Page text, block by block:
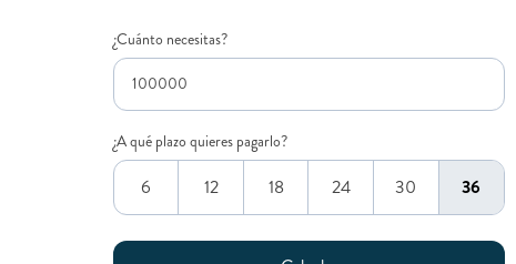
¿Cuánto necesitas?
¿A qué plazo quieres pagarlo?
6 12 18 24 30 36